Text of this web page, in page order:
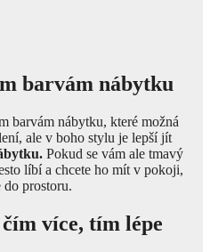
barvám nábytku
barvám nábytku, které možná
ale v boho stylu je lepší jít
Pokud se vám ale tmavý
líbí a chcete ho mít v pokoji,
prostoru.
více, tím lépe